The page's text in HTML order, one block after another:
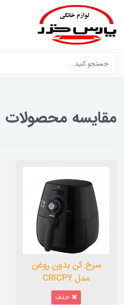
مقایسه محصولات
سرخ کن بدون روغن
مدل CRICPY
حذف